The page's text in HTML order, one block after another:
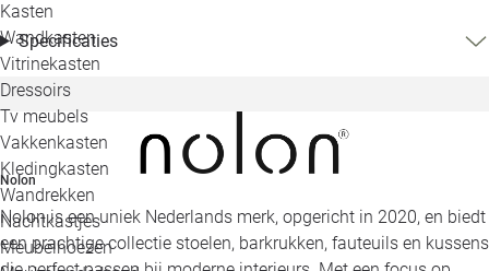
Kasten
Wandkasten
Vitrinekasten
Dressoirs
Tv meubels
Vakkenkasten
Kledingkasten
Wandrekken
Nachtkastjes
Meubelhoezen
Specificaties
Nolon
Nolon is een uniek Nederlands merk, opgericht in 2020, en biedt
een prachtige collectie stoelen, barkrukken, fauteuils en kussens